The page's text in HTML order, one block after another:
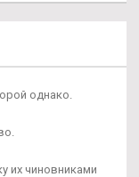
однако.
их чиновниками